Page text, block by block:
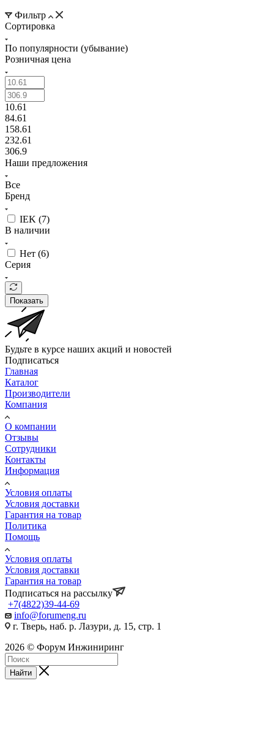
Фильтр
Сортировка
По популярности (убывание)
Розничная цена
10.61
84.61
158.61
232.61
306.9
Наши предложения
Все
Бренд
IEK (7)
В наличии
Нет (6)
Серия
Показать
Будьте в курсе наших акций и новостей
Подписаться
Главная
Каталог
Производители
Компания
О компании
Отзывы
Сотрудники
Контакты
Информация
Условия оплаты
Условия доставки
Гарантия на товар
Политика
Помощь
Условия оплаты
Условия доставки
Гарантия на товар
Подписаться на рассылку
+7(4822)39-44-69
info@forumeng.ru
г. Тверь, наб. р. Лазури, д. 15, стр. 1
2026 © Форум Инжиниринг
Найти